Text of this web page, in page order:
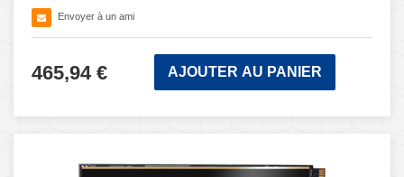
Envoyer à un ami
465,94 € AJOUTER AU PANIER